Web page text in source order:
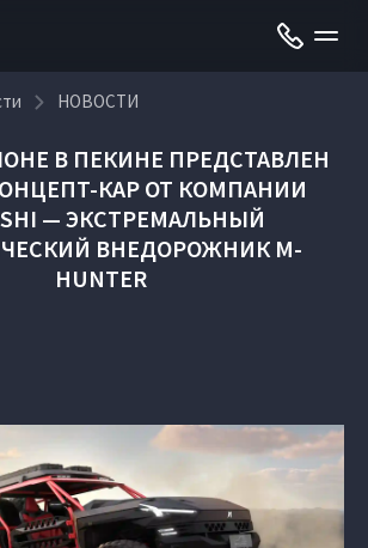
НОВОСТИ
В ПЕКИНЕ ПРЕДСТАВЛЕН
КАР ОТ КОМПАНИИ
— ЭКСТРЕМАЛЬНЫЙ
ВНЕДОРОЖНИК M-
HUNTER